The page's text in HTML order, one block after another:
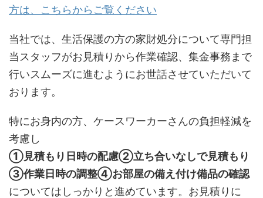
方は、こちらからご覧ください
当社では、生活保護の方の家財処分について専門担
当スタッフがお見積りから作業確認、集金事務まで
行いスムーズに進むようにお世話させていただいて
おります。
特にお身内の方、ケースワーカーさんの負担軽減を
考慮し
①見積もり日時の配慮②立ち合いなしで見積もり
③作業日時の調整④お部屋の備え付け備品の確認
についてはしっかりと進めています。お見積りに